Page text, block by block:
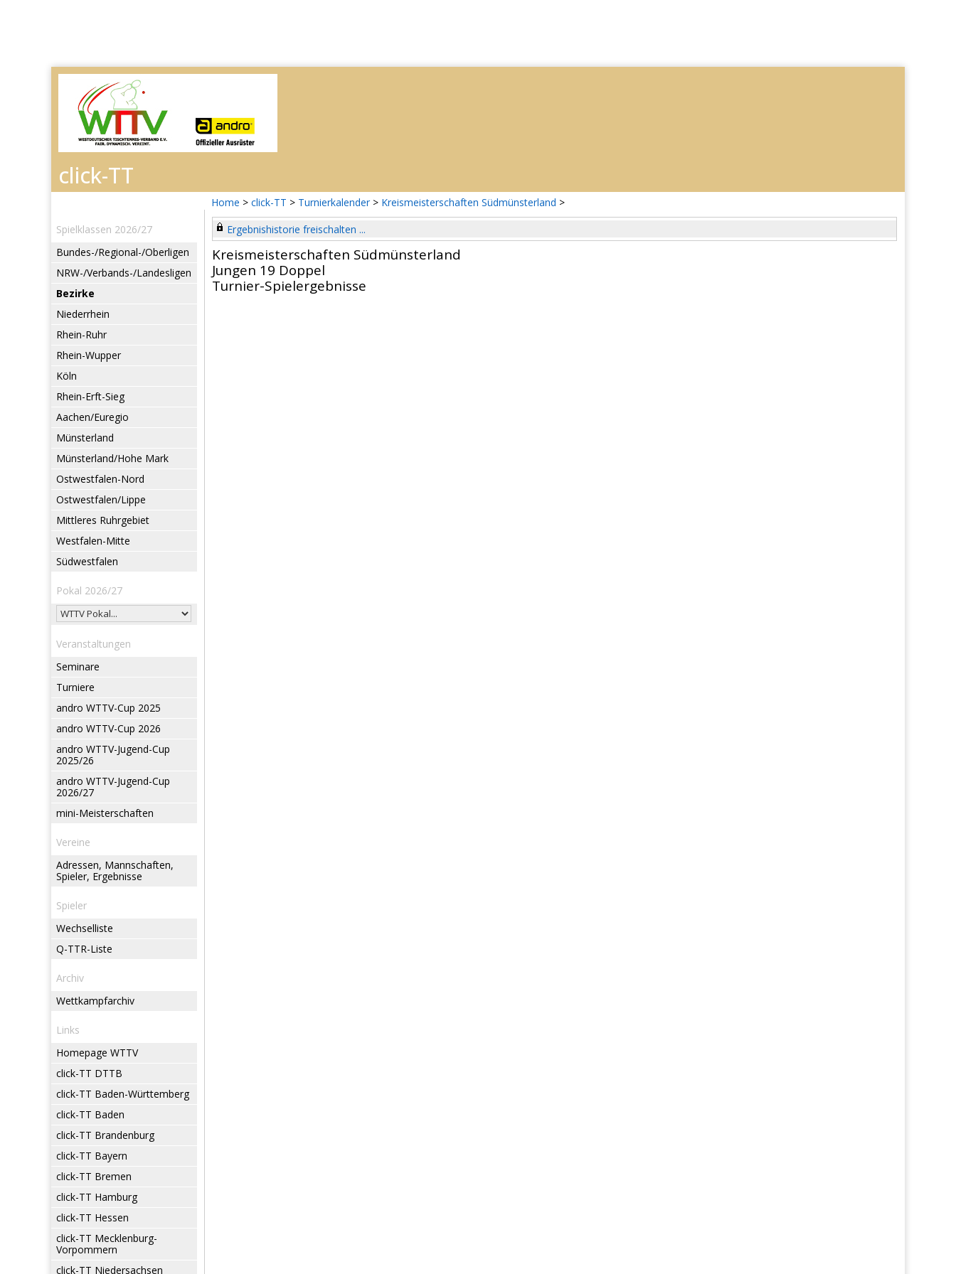
Home > click-TT > Turnierkalender > Kreismeisterschaften Südmünsterland >
Spielklassen 2026/27
Bundes-/Regional-/Oberligen
NRW-/Verbands-/Landesligen
Bezirke
Niederrhein
Rhein-Ruhr
Rhein-Wupper
Köln
Rhein-Erft-Sieg
Aachen/Euregio
Münsterland
Münsterland/Hohe Mark
Ostwestfalen-Nord
Ostwestfalen/Lippe
Mittleres Ruhrgebiet
Westfalen-Mitte
Südwestfalen
Pokal 2026/27
Veranstaltungen
Seminare
Turniere
andro WTTV-Cup 2025
andro WTTV-Cup 2026
andro WTTV-Jugend-Cup
2025/26
andro WTTV-Jugend-Cup
2026/27
mini-Meisterschaften
Vereine
Adressen, Mannschaften,
Spieler, Ergebnisse
Spieler
Wechselliste
Q-TTR-Liste
Archiv
Wettkampfarchiv
Links
Homepage WTTV
click-TT DTTB
click-TT Baden-Württemberg
click-TT Baden
click-TT Brandenburg
click-TT Bayern
click-TT Bremen
click-TT Hamburg
click-TT Hessen
click-TT Mecklenburg-
Vorpommern
click-TT Niedersachsen
Ergebnishistorie freischalten ...
Kreismeisterschaften Südmünsterland
Jungen 19 Doppel
Turnier-Spielergebnisse